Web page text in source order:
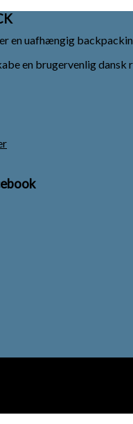
en uafhængig
en brugervenlig